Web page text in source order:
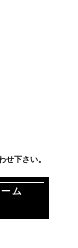
せ下さい。
ム